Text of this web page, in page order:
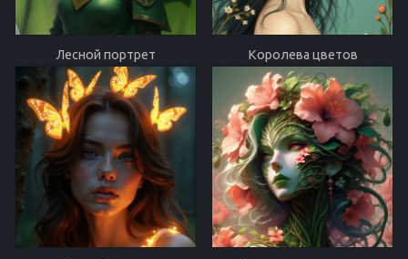
Лесной портрет Королева цветов